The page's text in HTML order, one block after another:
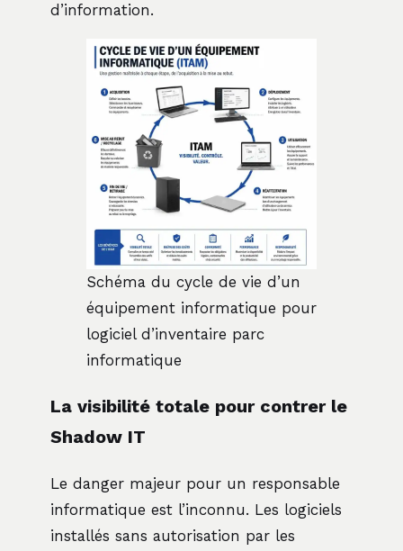
d’information.
Schéma du cycle de vie d’un
équipement informatique pour
logiciel d’inventaire parc
informatique
La visibilité totale pour contrer le
Shadow IT
Le danger majeur pour un responsable
informatique est l’inconnu. Les logiciels
installés sans autorisation par les